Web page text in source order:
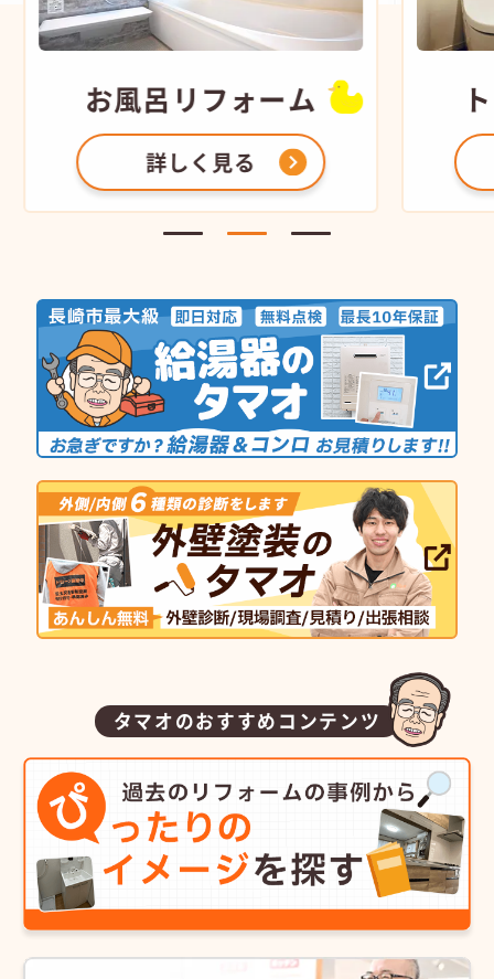
お風呂 リフォーム
詳しく見る
タマオのおすすめコンテンツ